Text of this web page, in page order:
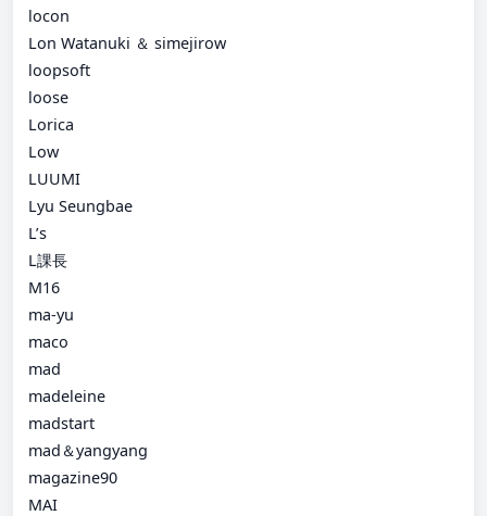
locon
Lon Watanuki ＆ simejirow
loopsoft
loose
Lorica
Low
LUUMI
Lyu Seungbae
L’s
L課長
M16
ma-yu
maco
mad
madeleine
madstart
mad＆yangyang
magazine90
MAI